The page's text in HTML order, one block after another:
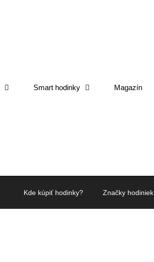
Smart hodinky Magazín
Kde kúpiť hodinky? Značky hodiniek